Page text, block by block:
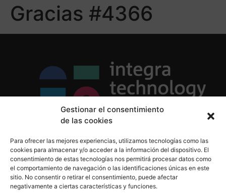
Gestionar el consentimiento
de las cookies
Para ofrecer las mejores experiencias, utilizamos tecnologías como las
cookies para almacenar y/o acceder a la información del dispositivo. El
consentimiento de estas tecnologías nos permitirá procesar datos como
el comportamiento de navegación o las identificaciones únicas en este
sitio. No consentir o retirar el consentimiento, puede afectar
negativamente a ciertas características y funciones.
Gracias #4366
Política de Cookies
Aviso Legal